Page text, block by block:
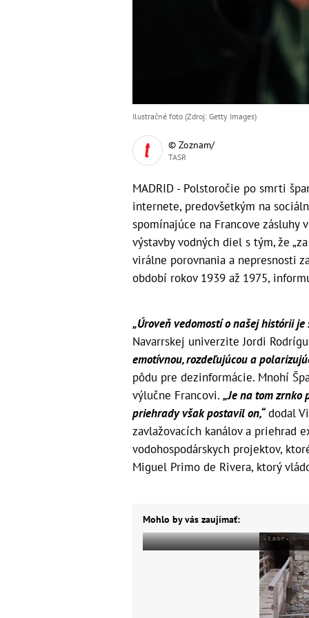
Ilustračné foto (Zdroj: Getty Images)
© Zoznam/
TASR
MADRID - Polstoročie po smrti
internete, predovšetkým na
spomínajúce na Francove zásluhy
výstavby vodných diel s tým, že
virálne porovnania a nepresnosti
období rokov 1939 až 1975,
„Úroveň vedomostí o našej histórii je
Navarrskej univerzite Jordi
emotívnou, rozdeľujúcou a
pôdu pre dezinformácie. Mnohí
výlučne Francovi. „Je na tom zrnko
priehrady však postavil on,“dodal
zavlažovacích kanálov a priehrad
vodohospodárskych projektov,
Miguel Primo de Rivera, ktorý
Mohlo by vás zaujímať: